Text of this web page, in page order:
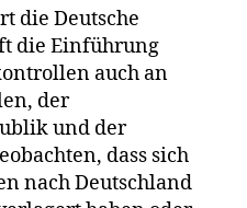
die Deutsche
die Einführung
auch an
der
und der
dass sich
nach Deutschland